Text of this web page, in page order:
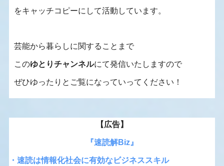
をキャッチコピーにして活動しています。
芸能から暮らしに関することまで
このゆとりチャンネルにて発信いたしますので
ぜひゆったりとご覧になっていってください！
【広告】
『速読解Biz』
・速読は情報化社会に有効なビジネススキル